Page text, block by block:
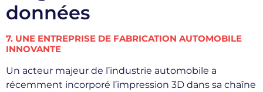
données
7. UNE ENTREPRISE DE FABRICATION AUTOMOBILE
INNOVANTE
Un acteur majeur de l’industrie automobile a
récemment incorporé l’impression 3D dans sa chaîne